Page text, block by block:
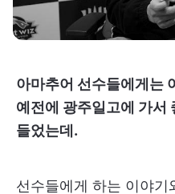
아마추어 선수들에게는
예전에 광주일고에 가서
들었는데.
선수들에게 하는 이야